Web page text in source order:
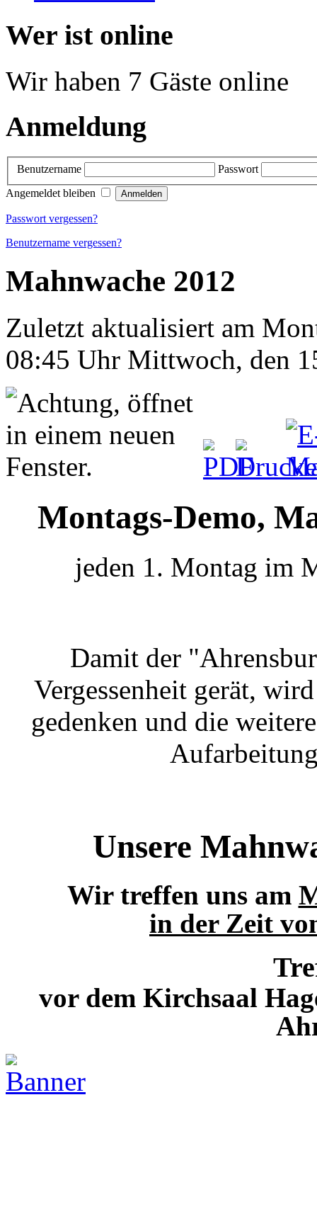
Wer ist online
Wir haben 7 Gäste online
Anmeldung
Benutzername
Passwort
Angemeldet bleiben
Passwort vergessen?
Benutzername vergessen?
Mahnwache 2012
Zuletzt aktualisiert am
08:45 Uhr Mittwoch, den
Montags-Demo,
jeden 1. Montag im
Damit der
Vergessenheit gerät,
gedenken und die
Unsere
Wir treffen uns am
in der Zeit
vor dem Kirchsaal